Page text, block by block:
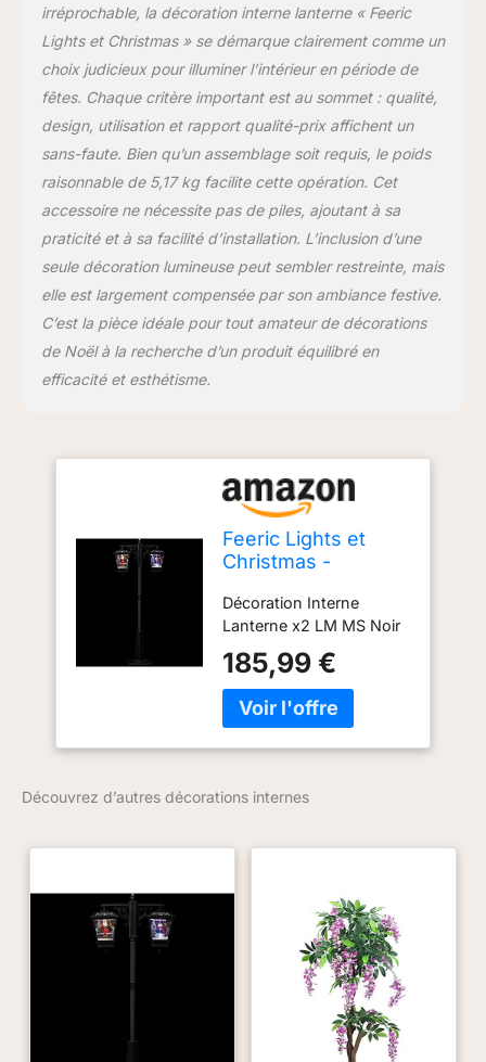
irréprochable, la décoration interne lanterne « Feeric
Lights et Christmas » se démarque clairement comme un
choix judicieux pour illuminer l’intérieur en période de
fêtes. Chaque critère important est au sommet : qualité,
design, utilisation et rapport qualité-prix affichent un
sans-faute. Bien qu’un assemblage soit requis, le poids
raisonnable de 5,17 kg facilite cette opération. Cet
accessoire ne nécessite pas de piles, ajoutant à sa
praticité et à sa facilité d’installation. L’inclusion d’une
seule décoration lumineuse peut sembler restreinte, mais
elle est largement compensée par son ambiance festive.
C’est la pièce idéale pour tout amateur de décorations
de Noël à la recherche d’un produit équilibré en
efficacité et esthétisme.
Feeric Lights et
Christmas -
Lanterne x2 LM ms
Noir
Décoration Interne
Lanterne x2 LM MS Noir
185,99 €
Découvrez d’autres décorations internes